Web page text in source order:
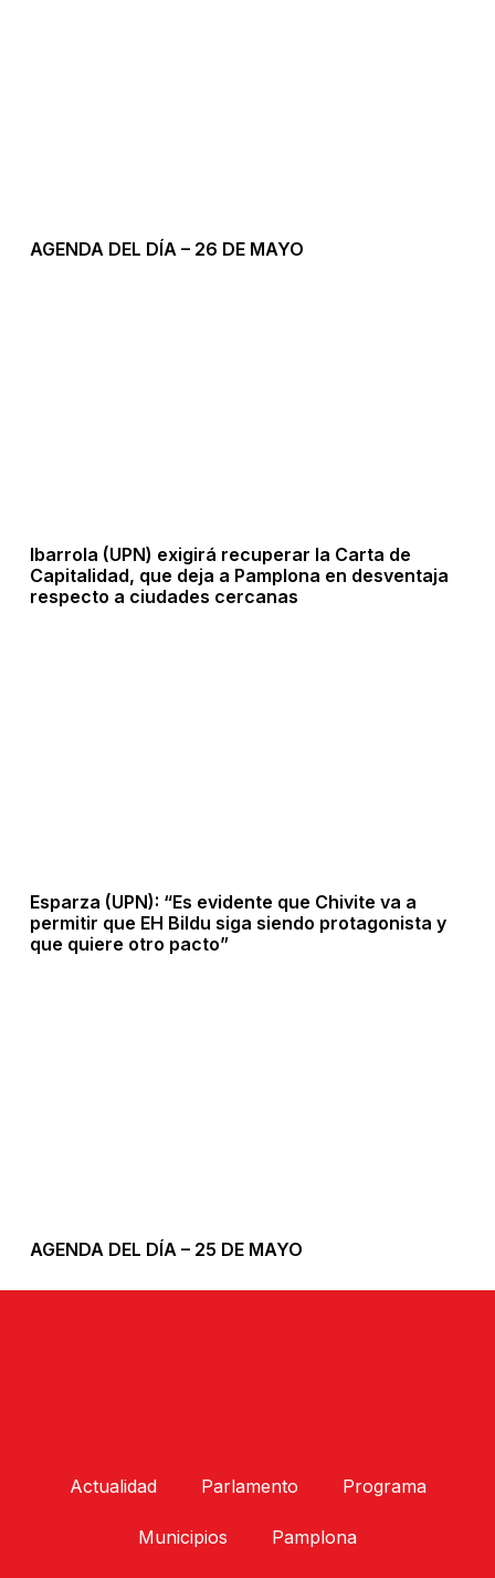
AGENDA DEL DÍA – 26 DE MAYO
Ibarrola (UPN) exigirá recuperar la Carta de
Capitalidad, que deja a Pamplona en desventaja
respecto a ciudades cercanas
Esparza (UPN): “Es evidente que Chivite va a
permitir que EH Bildu siga siendo protagonista y
que quiere otro pacto”
AGENDA DEL DÍA – 25 DE MAYO
Actualidad Parlamento Programa
Municipios Pamplona